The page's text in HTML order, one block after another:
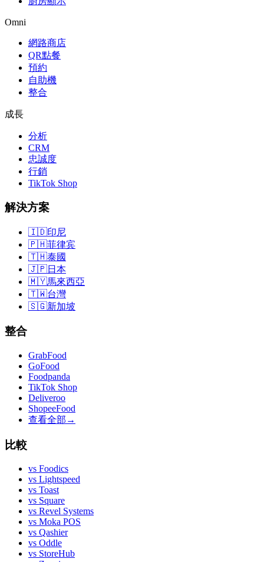
Omni
網路商店
QR點餐
預約
自助機
整合
成長
分析
CRM
忠誠度
行銷
TikTok Shop
解決方案
🇮🇩印尼
🇵🇭菲律宾
🇹🇭泰國
🇯🇵日本
🇲🇾馬來西亞
🇹🇼台灣
🇸🇬新加坡
整合
GrabFood
GoFood
Foodpanda
TikTok Shop
Deliveroo
ShopeeFood
查看全部 →
比較
vs Foodics
vs Lightspeed
vs Toast
vs Square
vs Revel Systems
vs Moka POS
vs Qashier
vs Oddle
vs StoreHub